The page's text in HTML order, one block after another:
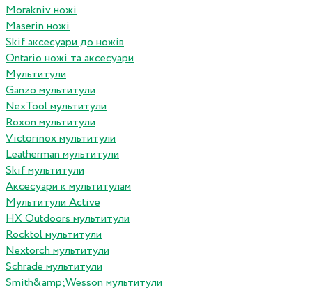
Morakniv ножі
Maserin ножі
Skif аксесуари до ножів
Ontario ножі та аксесуари
Мультитули
Ganzo мультитули
NexTool мультитули
Roxon мультитули
Victorinox мультитули
Leatherman мультитули
Skif мультитули
Аксесуари к мультитулам
Мультитули Active
HX Outdoors мультитули
Rocktol мультитули
Nextorch мультитули
Schrade мультитули
Smith&amp;Wesson мультитули